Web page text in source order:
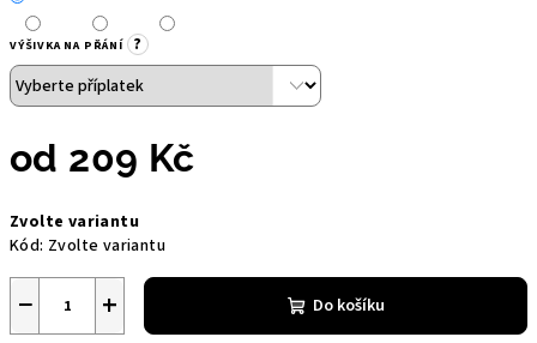
VÝŠIVKA NA PŘÁNÍ ?
od 209 Kč
cena:
Zvolte variantu
Kód: Zvolte variantu
+
− Do košíku